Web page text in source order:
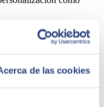
de las cookies
APIs, OMS,
& Group
de compra y relación